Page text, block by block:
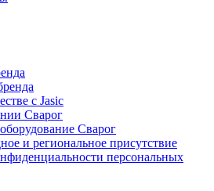
с Jasic
Сварог
Сварог
и региональное присутствие
персональных